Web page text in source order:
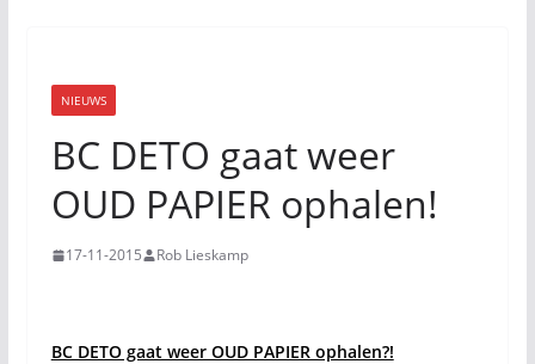
NIEUWS
BC DETO gaat weer
OUD PAPIER ophalen!
17-11-2015 Rob Lieskamp
BC DETO gaat weer OUD PAPIER ophalen?!